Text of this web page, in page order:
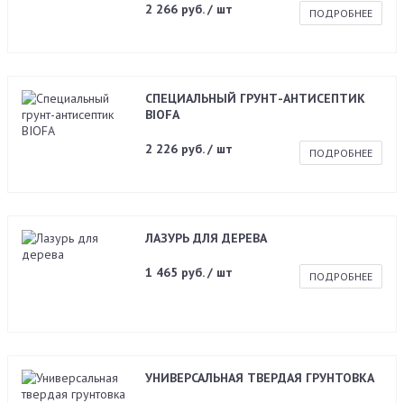
2 266 руб. / шт ПОДРОБНЕЕ
СПЕЦИАЛЬНЫЙ ГРУНТ-АНТИСЕПТИК
BIOFA
2 226 руб. / шт ПОДРОБНЕЕ
ЛАЗУРЬ ДЛЯ ДЕРЕВА
1 465 руб. / шт ПОДРОБНЕЕ
УНИВЕРСАЛЬНАЯ ТВЕРДАЯ ГРУНТОВКА